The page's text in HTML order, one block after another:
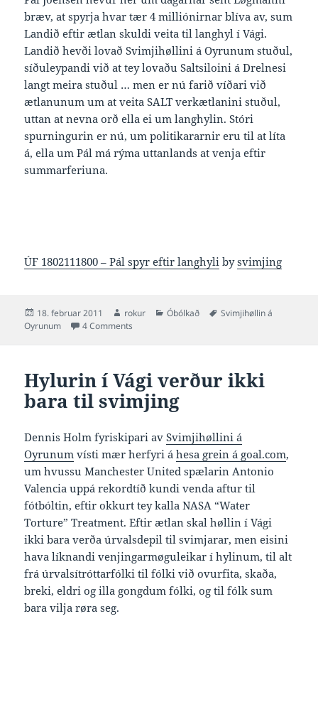
bræv, at spyrja hvar tær 4 milliónirnar blíva av, sum
Landið eftir ætlan skuldi veita til langhyl í Vági.
Landið hevði lovað Svimjihøllini á Oyrunum stuðul,
síðuleypandi við at tey lovaðu Saltsiloini á Drelnesi
langt meira stuðul … men er nú farið víðari við
ætlanunum um at veita SALT verkætlanini stuðul,
uttan at nevna orð ella ei um langhylin. Stóri
spurningurin er nú, um politikararnir eru til at líta
á, ella um Pál má rýma uttanlands at venja eftir
summarferiuna.
ÚF 1802111800 – Pál spyr eftir langhyli bysvimjing
Posted
on
18. februar 2011 Author
rokur Categories
Óbólkað Tags
Svimjihøllin á
Oyrunum
4 Comments
Hylurin í Vági verður ikki
bara til svimjing
Dennis Holm fyriskipari avSvimjihøllini á
Oyrunum vísti mær herfyri áhesa grein á goal.com,
um hvussu Manchester United spælarin Antonio
Valencia uppá rekordtíð kundi venda aftur til
fótbóltin, eftir okkurt tey kalla NASA “Water
Torture” Treatment. Eftir ætlan skal høllin í Vági
ikki bara verða úrvalsdepil til svimjarar, men eisini
hava líknandi venjingarmøguleikar í hylinum, til alt
frá úrvalsítróttarfólki til fólki við ovurfita, skaða,
breki, eldri og illa gongdum fólki, og til fólk sum
bara vilja røra seg.